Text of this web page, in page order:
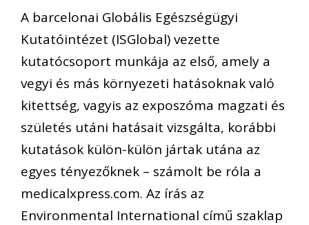
A barcelonai Globális Egészségügyi
Kutatóintézet (ISGlobal) vezette
kutatócsoport munkája az első, amely a
vegyi és más környezeti hatásoknak való
kitettség, vagyis az exposzóma magzati és
születés utáni hatásait vizsgálta, korábbi
kutatások külön-külön jártak utána az
egyes tényezőknek – számolt be róla a
medicalxpress.com. Az írás az
Environmental International című szaklap